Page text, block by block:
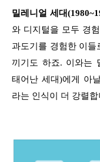
밀레니얼 세대
와 디지털을 모두 경
과도기를 경험한 이
끼기도 하죠. 이와는
태어난 세대)에게 아
라는 인식이 더 강렬합